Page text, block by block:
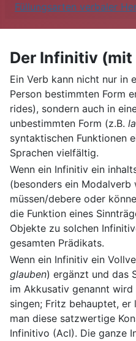
Füllungsarten verbaler
Der Infinitiv (mit
Ein Verb kann nicht nur in
Person bestimmten Form
rides), sondern auch in
unbestimmten Form (z.B.
syntaktischen Funktionen
Sprachen vielfältig.
Wenn ein Infinitiv ein
(besonders ein Modalverb
müssen/debere oder
die Funktion eines
Objekte zu solchen
gesamten Prädikats.
Wenn ein Infinitiv ein
glauben) ergänzt und das
im Akkusativ genannt
singen; Fritz behauptet, er
man diese satzwertige
Infinitivo (AcI). Die ganze